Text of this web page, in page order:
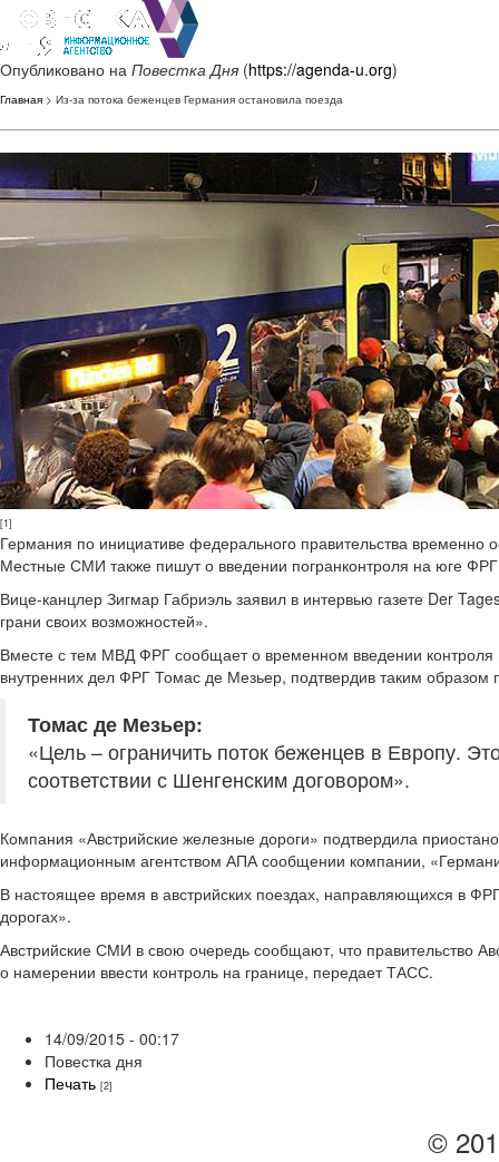
Опубликовано на Повестка Дня (https://agenda-u.org)
Главная > Из-за потока беженцев Германия остановила поезда
[1]
Германия по инициативе федерального правительства
Местные СМИ также пишут о введении погранконтроля на юге
Вице-канцлер Зигмар Габриэль заявил в интервью газете Der
грани своих возможностей».
Вместе с тем МВД ФРГ сообщает о временном введении контроля
внутренних дел ФРГ Томас де Мезьер, подтвердив таким
Томас де Мезьер:
«Цель – ограничить поток беженцев в Европу.
соответствии с Шенгенским договором».
Компания «Австрийские железные дороги» подтвердила
информационным агентством АПА сообщении компании,
В настоящее время в австрийских поездах, направляющихся в
дорогах».
Австрийские СМИ в свою очередь сообщают, что правительство
о намерении ввести контроль на границе, передает ТАСС.
14/09/2015 - 00:17
Повестка дня
Печать [2]
©